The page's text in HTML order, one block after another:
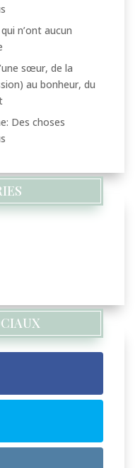
n’ont aucun
sœur, de la
au bonheur, du
Des choses